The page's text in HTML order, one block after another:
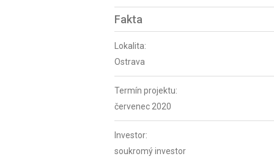
Fakta
Lokalita:
Ostrava
Termín projektu:
červenec 2020
Investor:
soukromý investor